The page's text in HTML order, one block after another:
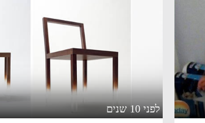
לפני 10 שנים